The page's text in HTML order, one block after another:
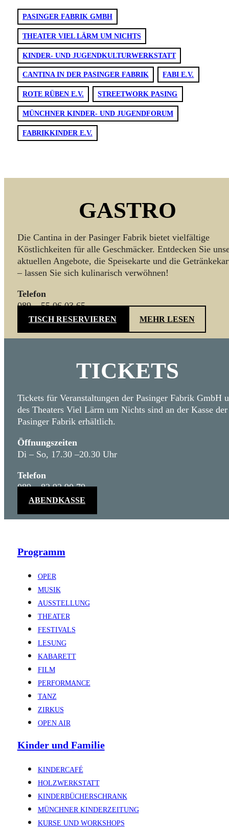
PASINGER FABRIK GMBH
THEATER VIEL LÄRM UM NICHTS
KINDER- UND JUGENDKULTURWERKSTATT
CANTINA IN DER PASINGER FABRIK FABI E.V.
ROTE RÜBEN E.V. STREETWORK PASING
MÜNCHNER KINDER- UND JUGENDFORUM
FABRIKKINDER E.V.
GASTRO
Die Cantina in der Pasinger Fabrik bietet vielfältige
Köstlichkeiten für alle Geschmäcker. Entdecken Sie
aktuellen Angebote, die Speisekarte und die
– lassen Sie sich kulinarisch verwöhnen!
Telefon
089 – 55 06 03 65
TISCH RESERVIEREN MEHR LESEN
TICKETS
Tickets für Veranstaltungen der Pasinger Fabrik GmbH
des Theaters Viel Lärm um Nichts sind an der Kasse der
Pasinger Fabrik erhältlich.
Öffnungszeiten
Di – So, 17.30 –20.30 Uhr
Telefon
089 – 82 92 90 79
ABENDKASSE
Programm
OPER
MUSIK
AUSSTELLUNG
THEATER
FESTIVALS
LESUNG
KABARETT
FILM
PERFORMANCE
TANZ
ZIRKUS
OPEN AIR
Kinder und Familie
KINDERCAFÉ
HOLZWERKSTATT
KINDERBÜCHERSCHRANK
MÜNCHNER KINDERZEITUNG
KURSE UND WORKSHOPS